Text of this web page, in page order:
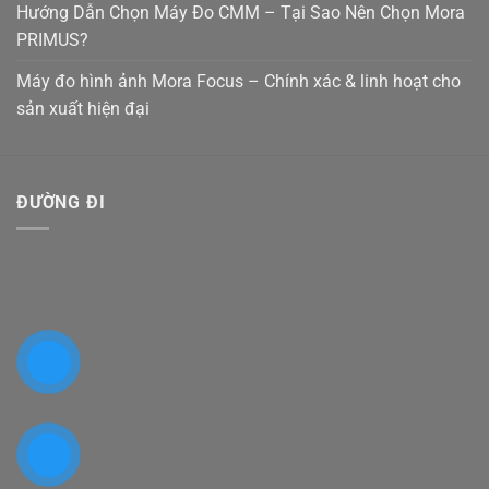
Hướng Dẫn Chọn Máy Đo CMM – Tại Sao Nên Chọn Mora
PRIMUS?
Máy đo hình ảnh Mora Focus – Chính xác & linh hoạt cho
sản xuất hiện đại
ĐƯỜNG ĐI